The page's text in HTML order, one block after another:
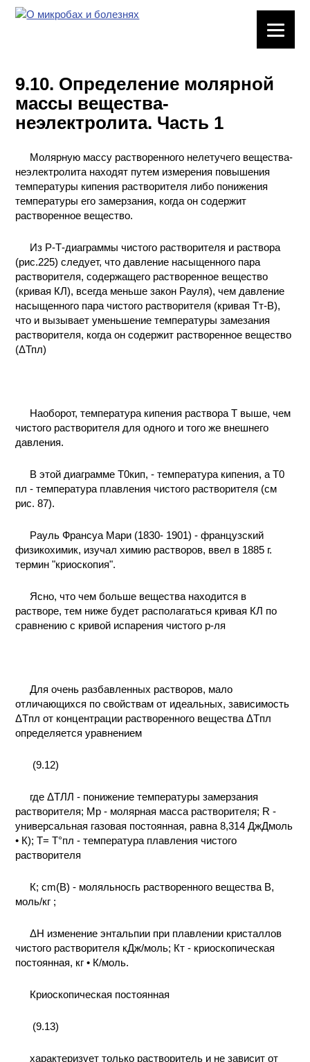
ХИМИЧЕСКАЯ
ПОСУДА
ФАКТОРЫ
МЕТОДЫ
ПРАКТИЧЕСКОЙ
ХИМИИ
ХИМИЯ НА
ПРОИЗВОДСТВЕ
И ХИМИЧЕСКАЯ
ТЕХНОЛОГИЯ
КОНТАКТЫ
9.10. Определение молярной
массы вещества-
неэлектролита. Часть 1
Молярную массу растворенного нелетучего вещества-
неэлектролита находят путем измерения повышения
температуры кипения растворителя либо понижения
температуры его замерзания, когда он содержит
растворенное вещество.
Из Р-Т-диаграммы чистого растворителя и раствора
(рис.225) следует, что давление насыщенного пара
растворителя, содержащего растворенное вещество
(кривая КЛ), всегда меньше закон Рауля), чем давление
насыщенного пара чистого растворителя (кривая Тт-В),
что и вызывает уменьшение температуры замезания
растворителя, когда он содержит растворенное вещество
(ΔТпл)
Наоборот, температура кипения раствора Т выше, чем
чистого растворителя для одного и того же внешнего
давления.
В этой диаграмме T0кип, - температура кипения, а Т0
пл - температура плавления чистого растворителя (см
рис. 87).
Рауль Франсуа Мари (1830- 1901) - французский
физикохимик, изучал химию растворов, ввел в 1885 г.
термин "криоскопия".
Ясно, что чем больше вещества находится в
растворе, тем ниже будет располагаться кривая КЛ по
сравнению с кривой испарения чистого р-ля
Для очень разбавленных растворов, мало
отличающихся по свойствам от идеальных, зависимость
ΔTпл от концентрации растворенного вещества ΔTпл
определяется уравнением
(9.12)
где ΔТЛЛ - понижение температуры замерзания
растворителя; Мр - молярная масса растворителя; R -
универсальная газовая постоянная, равна 8,314 ДжДмоль
• К); Т= Т°пл - температура плавления чистого
растворителя
К; сm(В) - моляльносгь растворенного вещества В,
моль/кг ;
ΔH изменение энтальпии при плавлении кристаллов
чистого растворителя кДж/моль; Кт - криоскопическая
постоянная, кг • К/моль.
Криоскопическая постоянная
(9.13)
характеризует только растворитель и не зависит от